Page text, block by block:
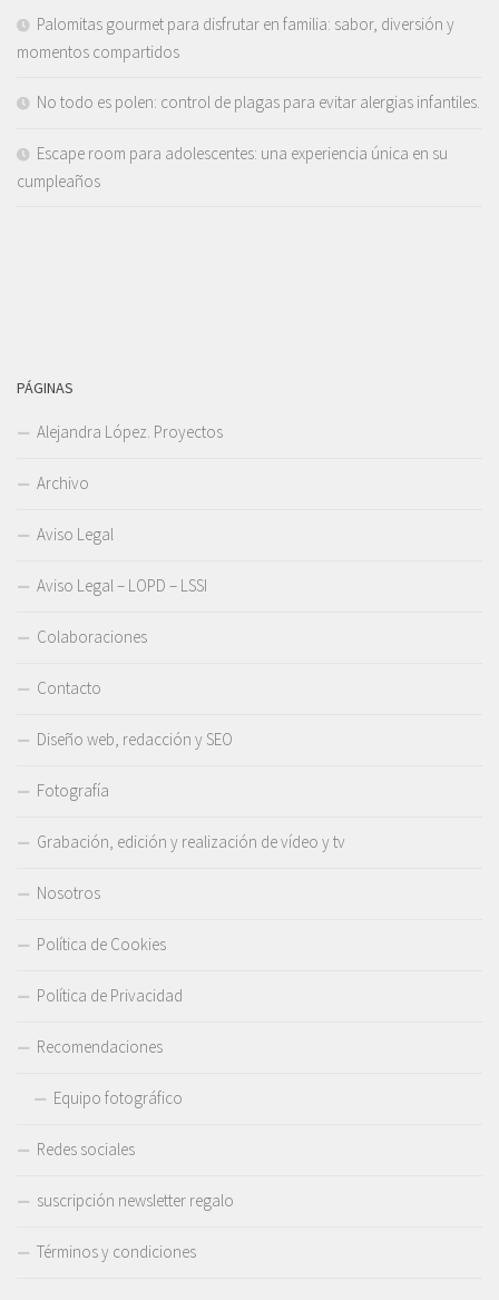
Palomitas gourmet para disfrutar en familia: sabor, diversión y
momentos compartidos
No todo es polen: control de plagas para evitar alergias infantiles.
Escape room para adolescentes: una experiencia única en su
cumpleaños
PÁGINAS
Alejandra López. Proyectos
Archivo
Aviso Legal
Aviso Legal – LOPD – LSSI
Colaboraciones
Contacto
Diseño web, redacción y SEO
Fotografía
Grabación, edición y realización de vídeo y tv
Nosotros
Política de Cookies
Política de Privacidad
Recomendaciones
Equipo fotográfico
Redes sociales
suscripción newsletter regalo
Términos y condiciones